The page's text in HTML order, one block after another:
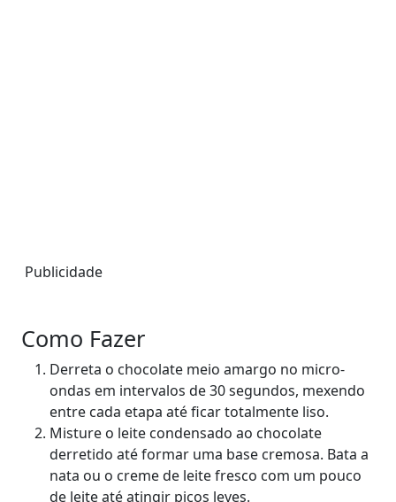
Publicidade
Como Fazer
Derreta o chocolate meio amargo no micro-
ondas em intervalos de 30 segundos, mexendo
entre cada etapa até ficar totalmente liso.
Misture o leite condensado ao chocolate
derretido até formar uma base cremosa. Bata a
nata ou o creme de leite fresco com um pouco
de leite até atingir picos leves.